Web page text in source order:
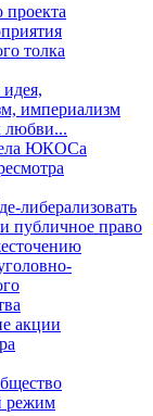
толка
империализм
любви...
ЮКОСа
либерализовать
публичное право
акции
режим